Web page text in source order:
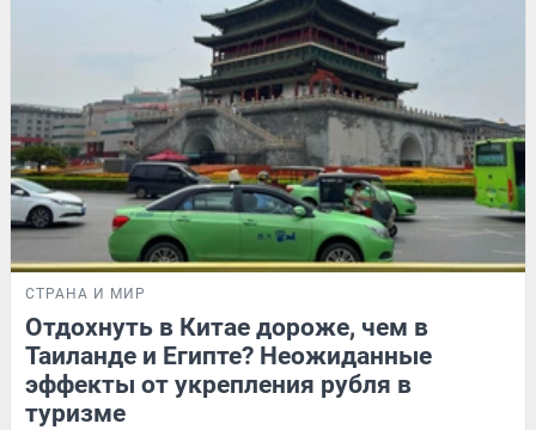
СТРАНА И МИР
Отдохнуть в Китае дороже, чем в
Таиланде и Египте? Неожиданные
эффекты от укрепления рубля в
туризме